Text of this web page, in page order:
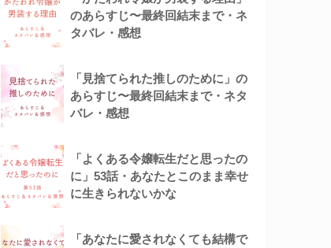
のあらすじ〜最終回結末まで・ネ
タバレ・感想
「見捨てられた推しのために」の
あらすじ〜最終回結末まで・ネタ
バレ・感想
「よくある令嬢転生だと思ったの
に」53話・あなたとこのまま幸せ
に生きられないかな
「あなたに愛されなくても結構で